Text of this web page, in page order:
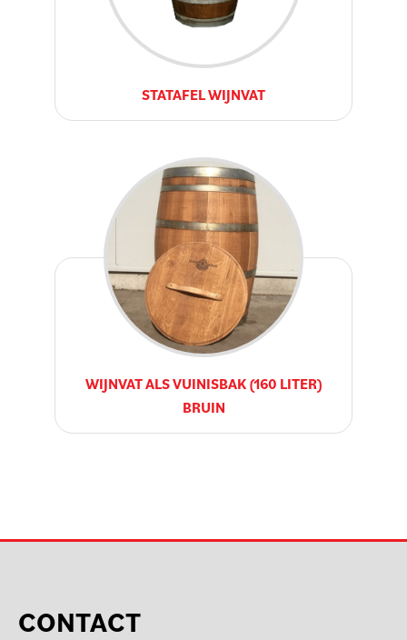
STATAFEL WIJNVAT
WIJNVAT ALS VUINISBAK (160 LITER)
BRUIN
CONTACT